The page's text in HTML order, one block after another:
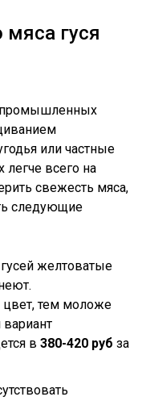
мяса гуся
промышленных
или частные
легче всего на
свежесть мяса,
следующие
желтоватые
цвет, тем моложе
в380-420 руб за